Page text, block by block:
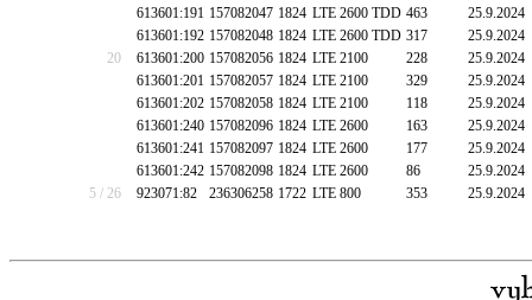
613601:191 157082047 1824 LTE 2600 TDD 463
25.9.2024
613601:192 157082048 1824 LTE 2600 TDD 317
25.9.2024
20
613601:200 157082056 1824 LTE 2100 228
25.9.2024
613601:201 157082057 1824 LTE 2100 329
25.9.2024
613601:202 157082058 1824 LTE 2100 118
25.9.2024
613601:240 157082096 1824 LTE 2600 163
25.9.2024
613601:241 157082097 1824 LTE 2600 177
25.9.2024
613601:242 157082098 1824 LTE 2600 86
25.9.2024
5 / 26
923071:82 236306258 1722 LTE 800 353 25.9.2024